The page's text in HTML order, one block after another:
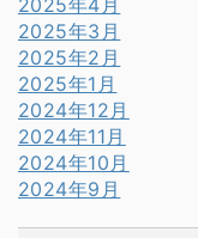
2025年3月
2025年2月
2025年1月
2024年12月
2024年11月
2024年10月
2024年9月